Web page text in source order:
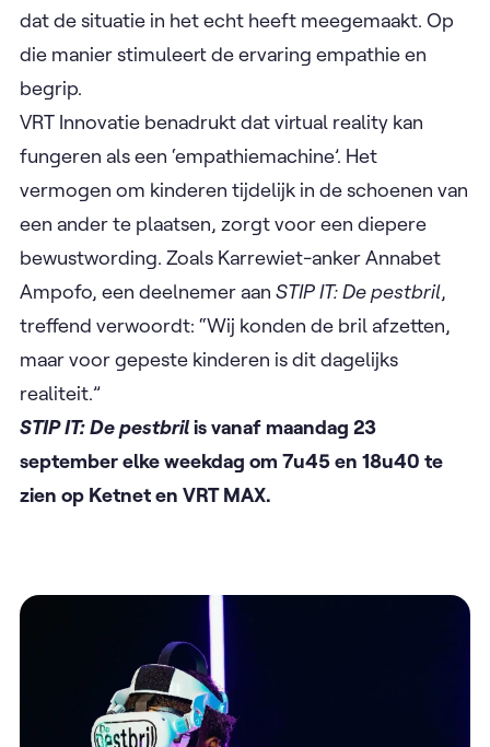
dat de situatie in het echt heeft meegemaakt. Op
die manier stimuleert de ervaring empathie en
begrip.
VRT Innovatie benadrukt dat virtual reality kan
fungeren als een ‘empathiemachine’. Het
vermogen om kinderen tijdelijk in de schoenen van
een ander te plaatsen, zorgt voor een diepere
bewustwording. Zoals Karrewiet-anker Annabet
Ampofo, een deelnemer aan STIP IT: De pestbril,
treffend verwoordt: “Wij konden de bril afzetten,
maar voor gepeste kinderen is dit dagelijks
realiteit.”
STIP IT: De pestbrilis vanaf maandag 23
september elke weekdag om 7u45 en 18u40 te
zien op Ketnet en VRT MAX.